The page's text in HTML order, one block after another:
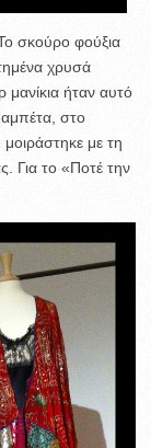
σκούρο φούξια
χρυσά
μανίκια ήταν αυτό
στο
με τη
Για το «Ποτέ την